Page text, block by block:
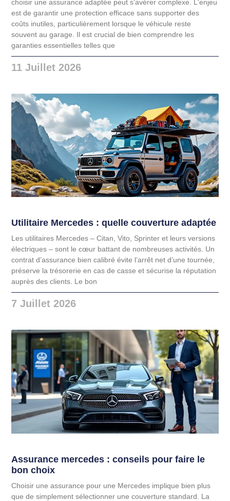
choisir une assurance adaptée peut s'avérer complexe. L'enjeu
est de garantir une protection efficace sans supporter des
coûts inutiles, particulièrement lorsque le véhicule reste
souvent au garage. Il est crucial de bien comprendre les
garanties essentielles telles que
11 Juillet 2026
Utilitaire Mercedes : quelle couverture adaptée
Les utilitaires Mercedes – Citan, Vito, Sprinter et leurs versions
électriques – sont le cœur battant de nombreuses activités. Un
contrat d’assurance bien calibré évite l’arrêt net d’une tournée,
préserve la trésorerie en cas de casse et sécurise la réputation
auprès des clients. Le bon
7 Juillet 2026
Assurance mercedes : conseils pour faire le
bon choix
Choisir une assurance pour une Mercedes implique bien plus
que de simplement sélectionner une couverture standard. La